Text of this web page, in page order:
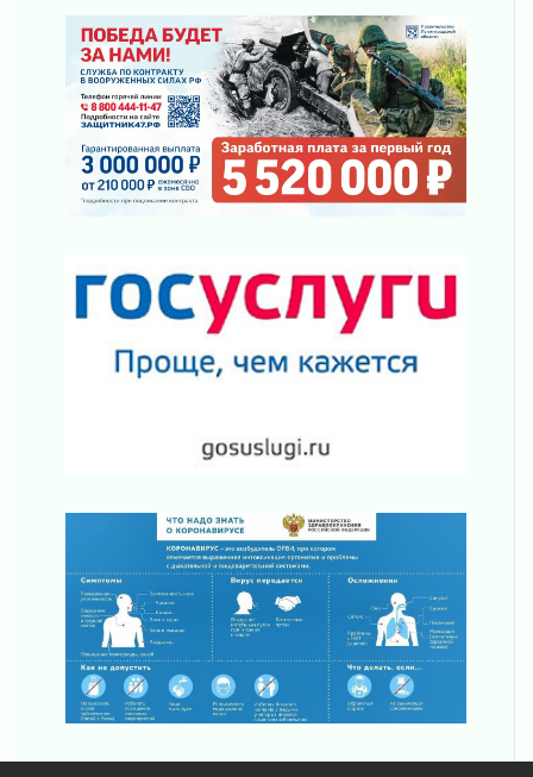
«Активное лето»
02 августа 2026
Ленобласть отметила заслуги жителей перед
регионом и страной
02 августа 2026
Ладога — не пруд
02 августа 2026
ПСК через Гослуслуги напомнит жителям
02 августа 2026
Пропавшего подростка нашли в Кировском
районе Ленобласти
02 августа 2026
Готовность №1
02 августа 2026
Километровые столбы «Дороги жизни»
отправили на реставрацию
02 августа 2026
Ленобласть внедрила передовую подготовку
операторов БПЛА